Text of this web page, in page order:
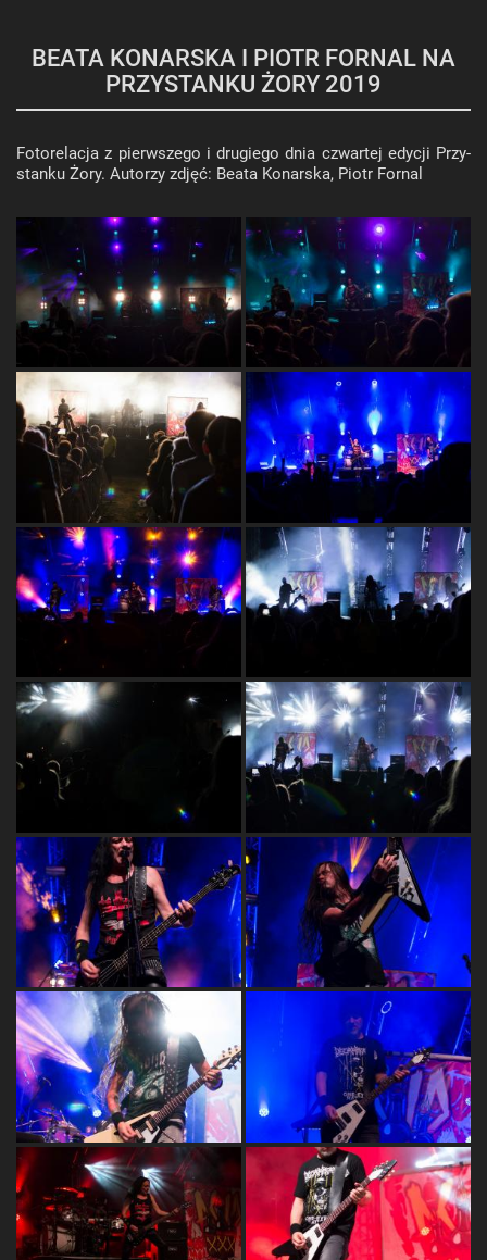
BEATA KONARSKA I PIOTR FORNAL NA
PRZYSTANKU ŻORY 2019
Fo­to­re­la­cja z pierw­sze­go i dru­gie­go dnia czwar­tej edy­cji Przy­
stan­ku Żory. Au­to­rzy zdjęć: Beata Ko­nar­ska, Piotr For­nal